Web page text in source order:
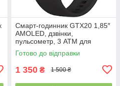
Смарт-годинник GTX20 1,85″
AMOLED, дзвінки,
пульсометр, 3 ATM для
Android та iPhone, чорний
Готово до відправки
1 350 ₴ 1 500 ₴